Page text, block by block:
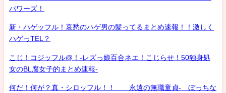
パワーズ！
新・ハゲッフル！哀愁のハゲ男の髪ってるまとめ速報！！激しく
ハゲっTEL？
こじ！コジッフル@！-レズっ娘百合ネエ！こじらせ！50独身処
女のBL腐女子的まとめ速報-
何だ！何が？真・シロッフル！！ 永遠の無職童貞- ぼっちな